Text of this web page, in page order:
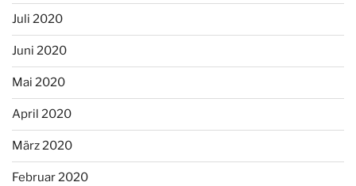
Juli 2020
Juni 2020
Mai 2020
April 2020
März 2020
Februar 2020